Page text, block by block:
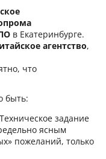
в Екатеринбурге.
агентство,
что
быть:
Техническое задание
ясным
пожеланий, только